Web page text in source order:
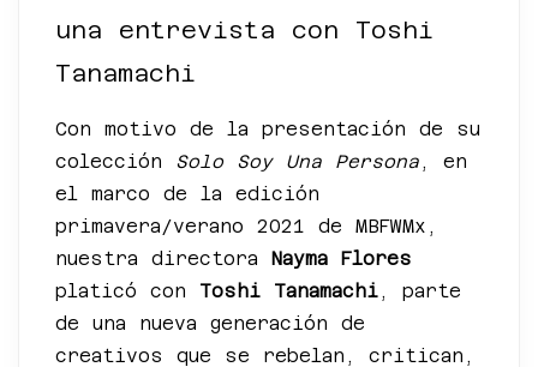
una entrevista con Toshi
Tanamachi
Con motivo de la presentación de su
colección Solo Soy Una Persona , en
el marco de la edición
primavera/verano 2021 de MBFWMx,
nuestra directora Nayma Flores
platicó con Toshi Tanamachi , parte
de una nueva generación de
creativos que se rebelan, critican,